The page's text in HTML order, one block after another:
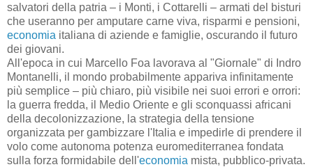
salvatori della patria – i Monti, i Cottarelli – armati del bisturi
che useranno per amputare carne viva, risparmi e pensioni,
economia italiana di aziende e famiglie, oscurando il futuro
dei giovani.
All'epoca in cui Marcello Foa lavorava al "Giornale" di Indro
Montanelli, il mondo probabilmente appariva infinitamente
più semplice – più chiaro, più visibile nei suoi errori e orrori:
la guerra fredda, il Medio Oriente e gli sconquassi africani
della decolonizzazione, la strategia della tensione
organizzata per gambizzare l'Italia e impedirle di prendere il
volo come autonoma potenza euromediterranea fondata
sulla forza formidabile dell'economia mista, pubblico-privata.